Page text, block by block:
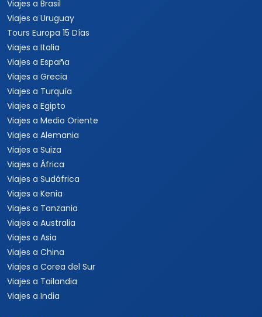
Viajes a Brasil
Viajes a Uruguay
Tours Europa 15 Días
Viajes a Italia
Viajes a España
Viajes a Grecia
Viajes a Turquía
Viajes a Egipto
Viajes a Medio Oriente
Viajes a Alemania
Viajes a Suiza
Viajes a África
Viajes a Sudáfrica
Viajes a Kenia
Viajes a Tanzania
Viajes a Australia
Viajes a Asia
Viajes a China
Viajes a Corea del Sur
Viajes a Tailandia
Viajes a India